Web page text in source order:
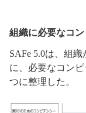
組織に必要なコ
SAFe 5.0は、組
に、必要なコン
つに整理した。